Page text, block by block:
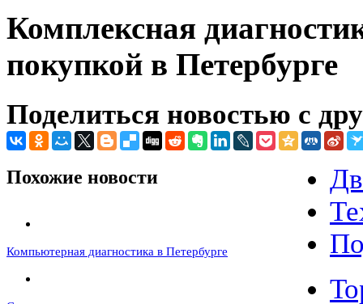
Комплексная
покупкой в Петербурге
Поделиться новостью с
Похожие новости
Компьютерная диагностика в Петербурге